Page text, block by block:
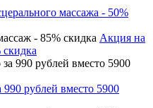
массажа - 50%
Акция на
рублей вместо 5900